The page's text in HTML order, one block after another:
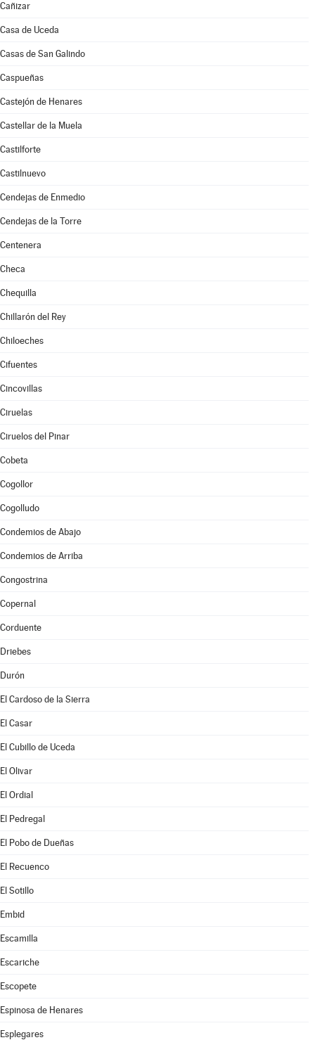
Cañizar
Casa de Uceda
Casas de San Galindo
Caspueñas
Castejón de Henares
Castellar de la Muela
Castilforte
Castilnuevo
Cendejas de Enmedio
Cendejas de la Torre
Centenera
Checa
Chequilla
Chillarón del Rey
Chiloeches
Cifuentes
Cincovillas
Ciruelas
Ciruelos del Pinar
Cobeta
Cogollor
Cogolludo
Condemios de Abajo
Condemios de Arriba
Congostrina
Copernal
Corduente
Driebes
Durón
El Cardoso de la Sierra
El Casar
El Cubillo de Uceda
El Olivar
El Ordial
El Pedregal
El Pobo de Dueñas
El Recuenco
El Sotillo
Embid
Escamilla
Escariche
Escopete
Espinosa de Henares
Esplegares